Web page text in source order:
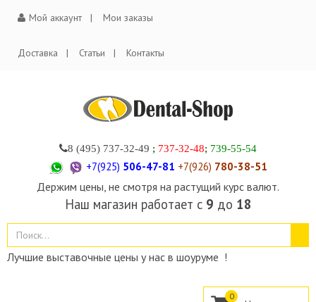
Мой аккаунт Мои заказы
Доставка Статьи Контакты
8 (495) 737-32-49 ; 737-32-48; 739-55-54
+7(925) 506-47-81 +7(926) 780-38-51
Держим цены, не смотря на растущий курс валют.
Наш магазин работает с 9 до 18
Лучшие выставочные цены у нас в шоуруме !
0